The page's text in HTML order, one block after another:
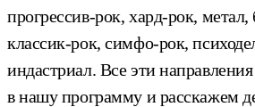
прогрессив-рок, хард-рок,
классик-рок, симфо-рок,
индастриал. Все эти
в нашу программу и расскажем